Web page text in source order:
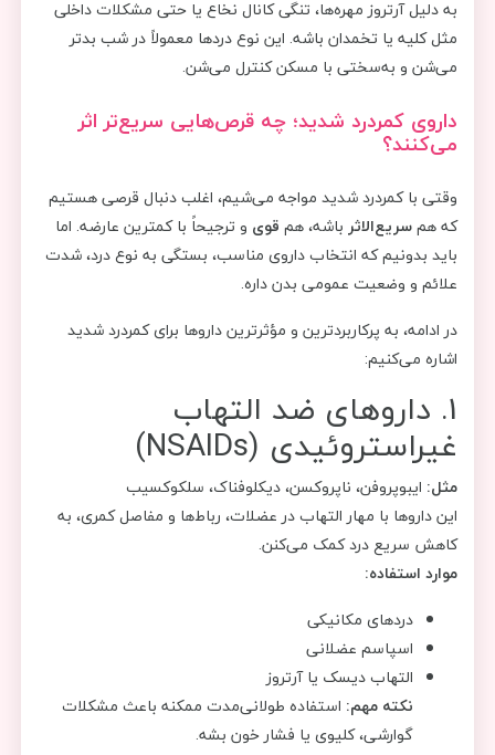
به دلیل آرتروز مهره‌ها، تنگی کانال نخاع یا حتی مشکلات داخلی
مثل کلیه یا تخمدان باشه. این نوع دردها معمولاً در شب بدتر
می‌شن و به‌سختی با مسکن کنترل می‌شن.
داروی کمردرد شدید؛ چه قرص‌هایی سریع‌تر اثر
می‌کنند؟
وقتی با کمردرد شدید مواجه می‌شیم، اغلب دنبال قرصی هستیم
که همسریع‌الاثر باشه، هم قوی و ترجیحاً با کمترین عارضه. اما
باید بدونیم که انتخاب داروی مناسب، بستگی به نوع درد، شدت
علائم و وضعیت عمومی بدن داره.
در ادامه، به پرکاربردترین و مؤثرترین داروها برای کمردرد شدید
اشاره می‌کنیم:
1. داروهای ضد التهاب
غیراستروئیدی (NSAIDs)
مثل: ایبوپروفن، ناپروکسن، دیکلوفناک، سلکوکسیب
این داروها با مهار التهاب در عضلات، رباط‌ها و مفاصل کمری، به
کاهش سریع درد کمک می‌کنن.
موارد استفاده:
دردهای مکانیکی
اسپاسم عضلانی
التهاب دیسک یا آرتروز
نکته مهم: استفاده طولانی‌مدت ممکنه باعث مشکلات
گوارشی، کلیوی یا فشار خون بشه.